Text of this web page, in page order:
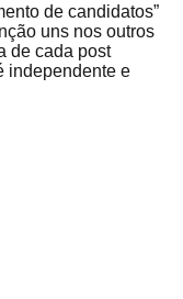
de candidatos”
uns nos outros
de cada post
independente e